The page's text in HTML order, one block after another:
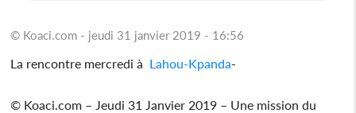
© Koaci.com - jeudi 31 janvier 2019 - 16:56
La rencontre mercredi à Lahou-Kpanda-
© Koaci.com – Jeudi 31 Janvier 2019 – Une mission du